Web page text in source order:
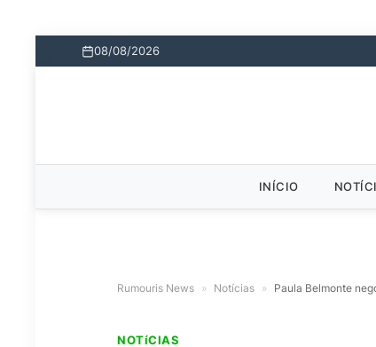
08/08/2026
INÍCIO
Rumouris News » Notícias » Paula Belmonte
NOTíCIAS